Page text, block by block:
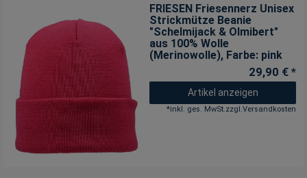
FRIESEN Friesennerz Unisex
Strickmütze Beanie
"Schelmijack & Olmibert"
aus 100% Wolle
(Merinowolle), Farbe: pink
29,90 € *
Artikel anzeigen
*inkl. ges. MwSt.zzgl.Versandkosten